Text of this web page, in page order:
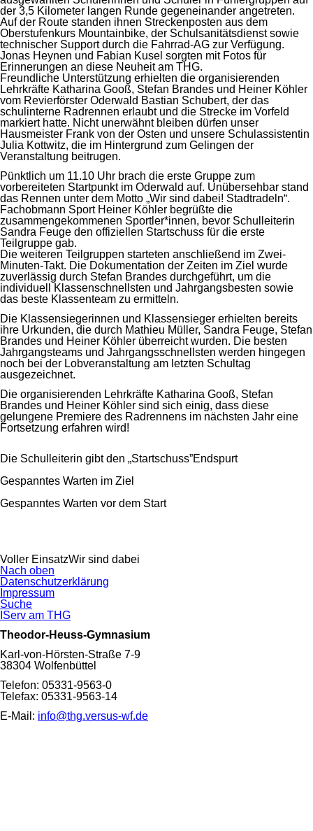
der 3,5 Kilometer langen Runde gegeneinander angetreten.
Auf der Route standen ihnen Streckenposten aus dem
Oberstufenkurs Mountainbike, der Schulsanitätsdienst sowie
technischer Support durch die Fahrrad-AG zur Verfügung.
Jonas Heynen und Fabian Kusel sorgten mit Fotos für
Erinnerungen an diese Neuheit am THG.
Freundliche Unterstützung erhielten die organisierenden
Lehrkräfte Katharina Gooß, Stefan Brandes und Heiner Köhler
vom Revierförster Oderwald Bastian Schubert, der das
schulinterne Radrennen erlaubt und die Strecke im Vorfeld
markiert hatte. Nicht unerwähnt bleiben dürfen unser
Hausmeister Frank von der Osten und unsere Schulassistentin
Julia Kottwitz, die im Hintergrund zum Gelingen der
Veranstaltung beitrugen.
Pünktlich um 11.10 Uhr brach die erste Gruppe zum
vorbereiteten Startpunkt im Oderwald auf. Unübersehbar stand
das Rennen unter dem Motto „Wir sind dabei! Stadtradeln“.
Fachobmann Sport Heiner Köhler begrüßte die
zusammengekommenen Sportler*innen, bevor Schulleiterin
Sandra Feuge den offiziellen Startschuss für die erste
Teilgruppe gab.
Die weiteren Teilgruppen starteten anschließend im Zwei-
Minuten-Takt. Die Dokumentation der Zeiten im Ziel wurde
zuverlässig durch Stefan Brandes durchgeführt, um die
individuell Klassenschnellsten und Jahrgangsbesten sowie
das beste Klassenteam zu ermitteln.
Die Klassensiegerinnen und Klassensieger erhielten bereits
ihre Urkunden, die durch Mathieu Müller, Sandra Feuge, Stefan
Brandes und Heiner Köhler überreicht wurden. Die besten
Jahrgangsteams und Jahrgangsschnellsten werden hingegen
noch bei der Lobveranstaltung am letzten Schultag
ausgezeichnet.
Die organisierenden Lehrkräfte Katharina Gooß, Stefan
Brandes und Heiner Köhler sind sich einig, dass diese
gelungene Premiere des Radrennens im nächsten Jahr eine
Fortsetzung erfahren wird!
Die Schulleiterin gibt den „Startschuss”Endspurt
Gespanntes Warten im Ziel
Gespanntes Warten vor dem Start
Voller EinsatzWir sind dabei
Nach oben
Navigation
überspringen
Datenschutzerklärung
Impressum
Suche
IServ am THG
Theodor-Heuss-Gymnasium
Karl-von-Hörsten-Straße 7-9
38304 Wolfenbüttel
Telefon: 05331-9563-0
Telefax: 05331-9563-14
E-Mail: info@thg.versus-wf.de